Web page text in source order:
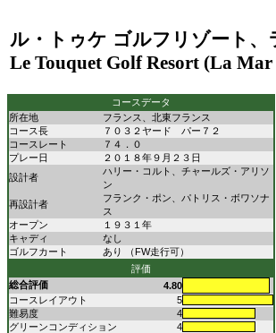
ル・トゥケ ゴルフリゾート、
Le Touquet Golf Resort (La Mar
コースデータ
所在地
フランス、北東フランス
コース長
７０３２ヤード パー７２
コースレート
７４．０
プレー日
２０１８年９月２３日
設計者
ハリー・コルト、チャールズ・アリソ
ン
再設計者
フランク・ポン、パトリス・ボワソナ
ス
オープン
１９３１年
キャディ
なし
ゴルフカート
あり （FW走行可）
評価
総合評価
4.80
コースレイアウト
5
難易度
4
グリーンコンディション
4